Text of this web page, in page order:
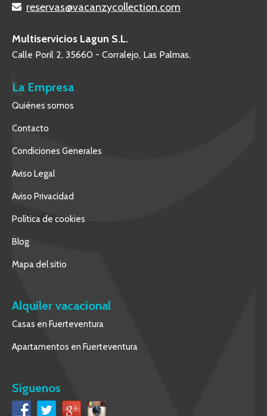
reservas@vacanzycollection.com
Multiservicios Lagun S.L.
Calle Poril 2, 35660 - Corralejo, Las Palmas.
La Empresa
Quiénes somos
Contacto
Condiciones Generales
Aviso Legal
Aviso Privacidad
Política de cookies
Blog
Mapa del sitio
Alquiler vacacional
Casas en Fuerteventura
Apartamentos en Fuerteventura
Síguenos